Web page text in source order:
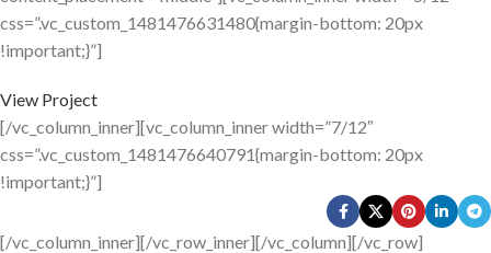
css=”.vc_custom_1481476631480{margin-bottom: 20px
!important;}”]
View Project
[/vc_column_inner][vc_column_inner width=”7/12″
css=”.vc_custom_1481476640791{margin-bottom: 20px
!important;}”]
[/vc_column_inner][/vc_row_inner][/vc_column][/vc_row]